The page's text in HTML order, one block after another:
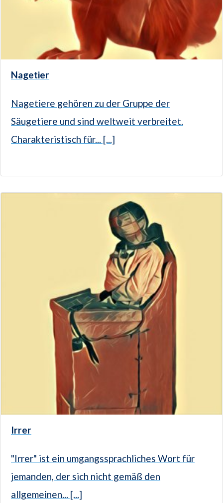
Nagetier
Nagetiere gehören zu der Gruppe der
Säugetiere und sind weltweit verbreitet.
Charakteristisch für... [...]
Irrer
"Irrer" ist ein umgangssprachliches Wort für
jemanden, der sich nicht gemäß den
allgemeinen... [...]